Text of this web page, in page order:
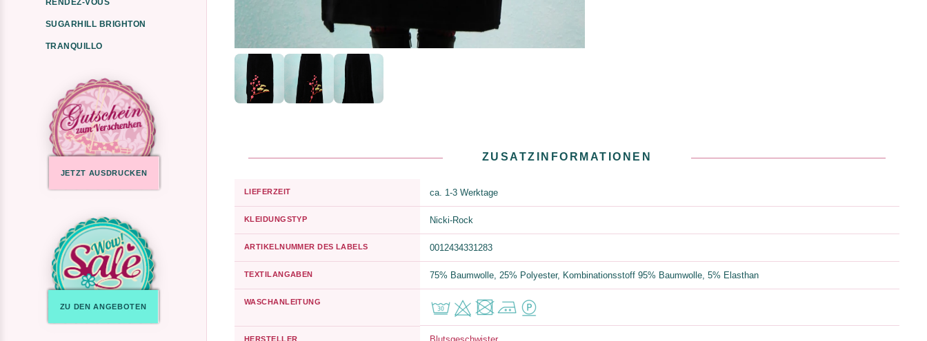
RENDEZ-VOUS
SUGARHILL BRIGHTON
TRANQUILLO
JETZT AUSDRUCKEN
ZU DEN ANGEBOTEN
ZUSATZINFORMATIONEN
LIEFERZEIT ca. 1-3 Werktage
KLEIDUNGSTYP Nicki-Rock
ARTIKELNUMMER DES LABELS 0012434331283
TEXTILANGABEN 75% Baumwolle, 25% Polyester, Kombinationsstoff 95% Baumwolle, 5% Elasthan
WASCHANLEITUNG
HERSTELLER